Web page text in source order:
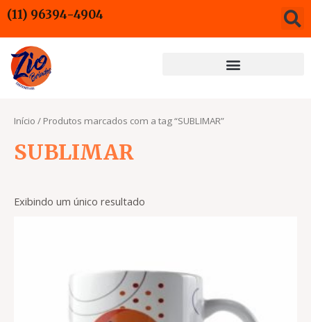
para
o
conteúdo
(11) 96394-4904
Início / Produtos marcados com a tag “SUBLIMAR”
SUBLIMAR
Exibindo um único resultado